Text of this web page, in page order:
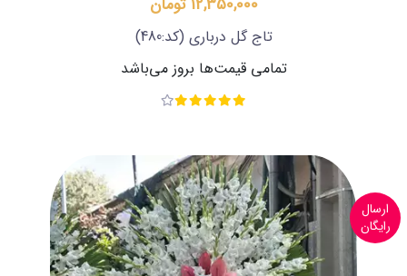
12,350,000 تومان
تاج گل درباری (کد:480)
تمامی قیمت‌ها بروز می‌باشد
ارسال
رایگان